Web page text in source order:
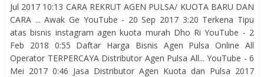
Jul 2017 10:13 CARA REKRUT AGEN PULSA/ KUOTA BARU DAN
CARA ... Awak Ge YouTube - 20 Sep 2017 3:20 Terkena Tipu
atas bisnis instagram agen kuota murah Dho Ri YouTube - 2
Feb 2018 0:55 Daftar Harga Bisnis Agen Pulsa Online All
Operator TERPERCAYA Distributor Agen Pulsa All... YouTube - 6
Mei 2017 0:46 Jasa Distributor Agen Kuota dan Pulsa 2017